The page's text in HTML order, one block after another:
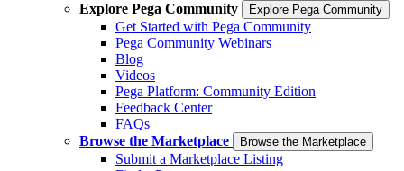
Explore Pega Community
Explore Pega Community
Get Started with Pega Community
Pega Community Webinars
Blog
Videos
Pega Platform: Community Edition
Feedback Center
FAQs
Browse the Marketplace
Browse the Marketplace
Submit a Marketplace Listing